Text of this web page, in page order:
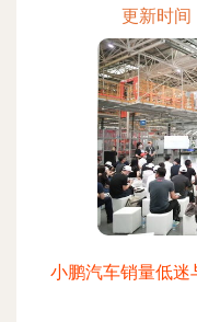
更新时间
小鹏汽车销量低迷